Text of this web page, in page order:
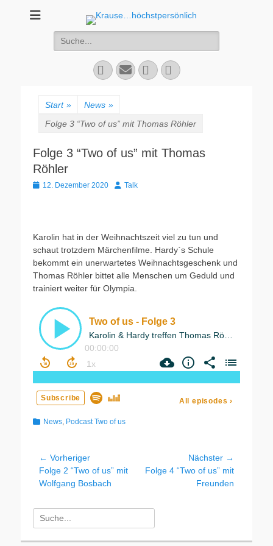
Suchen
nach:
Facebook
E-
Mail
YouTubeInstagram
Start » News »
Folge 3 “Two of us” mit Thomas Röhler
Folge 3 “Two of us” mit Thomas
Röhler
Veröffentlicht
12. Dezember 2020 AutorTalk
Karolin hat in der Weihnachtszeit viel zu tun und
schaut trotzdem Märchenfilme. Hardy`s Schule
bekommt ein unerwartetes Weihnachtsgeschenk und
Thomas Röhler bittet alle Menschen um Geduld und
trainiert weiter für Olympia.
Kategorien
News Podcast Two of us
Beitragsnavigation
← Vorheriger
Vorheriger
Beitrag:
Folge 2 “Two of us” mit
Wolfgang Bosbach
Nächster →
Nächster
Folge 4 “Two of us” mit
Freunden
Suchen
nach: